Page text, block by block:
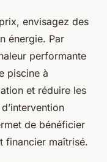
envisagez des
énergie. Par
performante
piscine à
et réduire les
de bénéficier
financier maîtrisé.